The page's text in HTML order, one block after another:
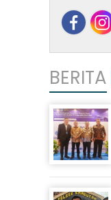
BERITA